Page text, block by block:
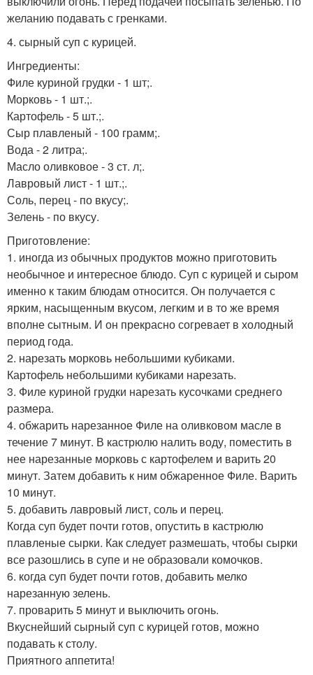
желанию подавать с гренками.
4. сырный суп с курицей.
Ингредиенты:
Филе куриной грудки - 1 шт;.
Морковь - 1 шт.;.
Картофель - 5 шт.;.
Сыр плавленый - 100 грамм;.
Вода - 2 литра;.
Масло оливковое - 3 ст. л;.
Лавровый лист - 1 шт.;.
Соль, перец - по вкусу;.
Зелень - по вкусу.
Приготовление:
1. иногда из обычных продуктов можно приготовить
необычное и интересное блюдо. Суп с курицей и сыром
именно к таким блюдам относится. Он получается с
ярким, насыщенным вкусом, легким и в то же время
вполне сытным. И он прекрасно согревает в холодный
период года.
2. нарезать морковь небольшими кубиками.
Картофель небольшими кубиками нарезать.
3. Филе куриной грудки нарезать кусочками среднего
размера.
4. обжарить нарезанное Филе на оливковом масле в
течение 7 минут. В кастрюлю налить воду, поместить в
нее нарезанные морковь с картофелем и варить 20
минут. Затем добавить к ним обжаренное Филе. Варить
10 минут.
5. добавить лавровый лист, соль и перец.
Когда суп будет почти готов, опустить в кастрюлю
плавленые сырки. Как следует размешать, чтобы сырки
все разошлись в супе и не образовали комочков.
6. когда суп будет почти готов, добавить мелко
нарезанную зелень.
7. проварить 5 минут и выключить огонь.
Вкуснейший сырный суп с курицей готов, можно
подавать к столу.
Приятного аппетита!